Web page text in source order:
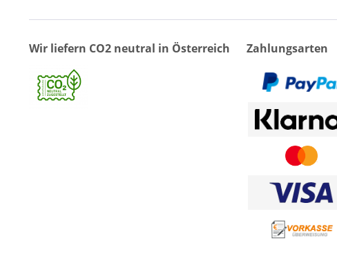
Wir liefern CO2 neutral in Österreich Zahlungsarten